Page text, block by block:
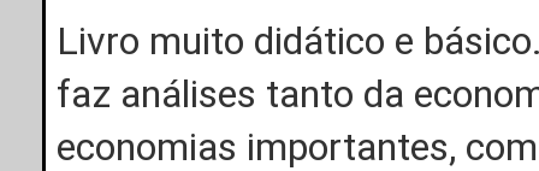
Livro muito didático e
faz análises tanto da
economias importantes,